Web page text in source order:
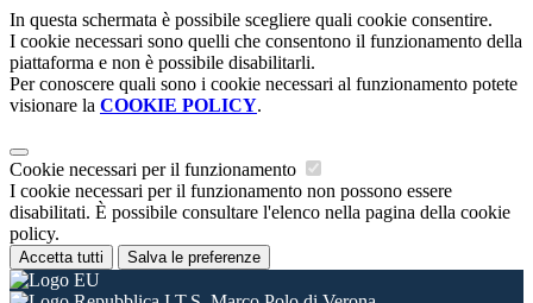
In questa schermata è possibile scegliere quali cookie consentire.
I cookie necessari sono quelli che consentono il funzionamento della
piattaforma e non è possibile disabilitarli.
Per conoscere quali sono i cookie necessari al funzionamento potete
visionare la COOKIE POLICY.
Cookie necessari per il funzionamento
I cookie necessari per il funzionamento non possono essere
disabilitati. È possibile consultare l'elenco nella pagina della cookie
policy.
Accetta tutti Salva le preferenze